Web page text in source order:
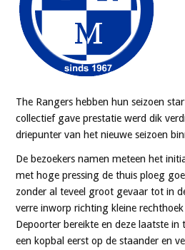
The Rangers hebben hun seizoen
collectief gave prestatie werd dik
driepunter van het nieuwe seizoen
De bezoekers namen meteen het
met hoge pressing de thuis ploeg
zonder al teveel groot gevaar tot in
verre inworp richting kleine
Depoorter bereikte en deze laatste
een kopbal eerst op de staander en